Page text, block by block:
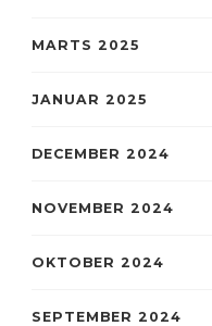
MARTS 2025
JANUAR 2025
DECEMBER 2024
NOVEMBER 2024
OKTOBER 2024
SEPTEMBER 2024